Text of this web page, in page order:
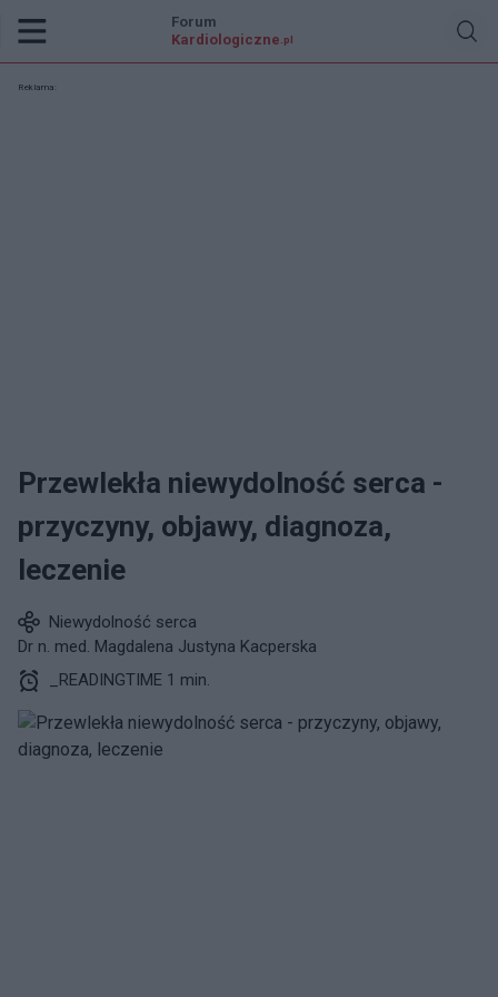
Forum
Kardiologiczne .pl
Reklama:
Przewlekła niewydolność serca -
przyczyny, objawy, diagnoza,
leczenie
Niewydolność serca
Dr n. med. Magdalena Justyna Kacperska
_READINGTIME 1 min.